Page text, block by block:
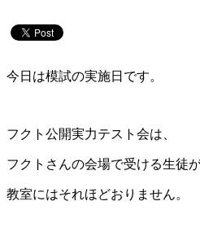
今日は模試の実施日です。
フクト公開実力テスト会は、
フクトさんの会場で受ける生徒
教室にはそれほどおりません。